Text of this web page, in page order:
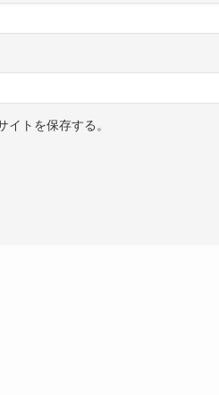
トを保存する。